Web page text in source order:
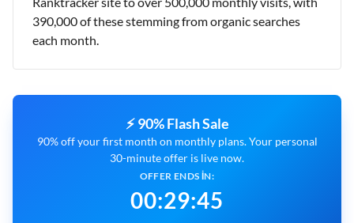
390,000 of these stemming from organic searches
each month.
⚡ 90% Flash Sale
90% off your first month on monthly plans. Your personal
30-minute offer is live now.
OFFER ENDS IN:
00:29:44